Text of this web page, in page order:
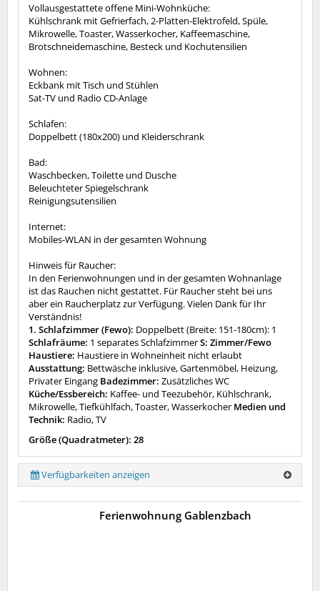
Vollausgestattete offene Mini-Wohnküche:
Kühlschrank mit Gefrierfach, 2-Platten-Elektrofeld, Spüle,
Mikrowelle, Toaster, Wasserkocher, Kaffeemaschine,
Brotschneidemaschine, Besteck und Kochutensilien
Wohnen:
Eckbank mit Tisch und Stühlen
Sat-TV und Radio CD-Anlage
Schlafen:
Doppelbett (180x200) und Kleiderschrank
Bad:
Waschbecken, Toilette und Dusche
Beleuchteter Spiegelschrank
Reinigungsutensilien
Internet:
Mobiles-WLAN in der gesamten Wohnung
Hinweis für Raucher:
In den Ferienwohnungen und in der gesamten Wohnanlage
ist das Rauchen nicht gestattet. Für Raucher steht bei uns
aber ein Raucherplatz zur Verfügung. Vielen Dank für Ihr
Verständnis!
1. Schlafzimmer (Fewo): Doppelbett (Breite: 151-180cm): 1
Schlafräume: 1 separates SchlafzimmerS: Zimmer/Fewo
Haustiere: Haustiere in Wohneinheit nicht erlaubt
Ausstattung: Bettwäsche inklusive, Gartenmöbel, Heizung,
Privater Eingang Badezimmer: Zusätzliches WC
Küche/Essbereich: Kaffee- und Teezubehör, Kühlschrank,
Mikrowelle, Tiefkühlfach, Toaster, Wasserkocher Medien und
Technik: Radio, TV
Größe (Quadratmeter): 28
Verfügbarkeiten anzeigen
Ferienwohnung Gablenzbach